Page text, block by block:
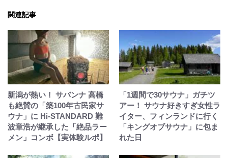
関連記事
新潟が熱い！ サバンナ 高橋
も絶賛の「築100年古民家サ
ウナ」に Hi-STANDARD 難
波章浩が継承した「絶品ラー
メン」コンボ【実体験ルポ】
「1週間で30サウナ」ガチツ
アー！ サウナ好きすぎ女性ラ
イター、フィンランドに行く
「キングオブサウナ」に包ま
れた日